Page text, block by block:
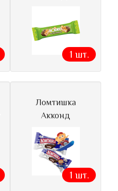
1 шт.
Ломтишка
Акконд
1 шт.